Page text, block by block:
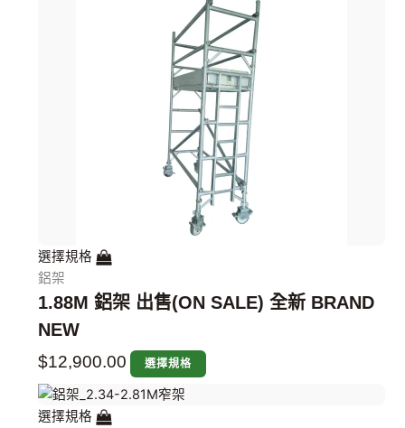
選擇規格
鋁架
1.88M 鋁架 出售(ON SALE) 全新 BRAND
NEW
$12,900.00 選擇規格
選擇規格